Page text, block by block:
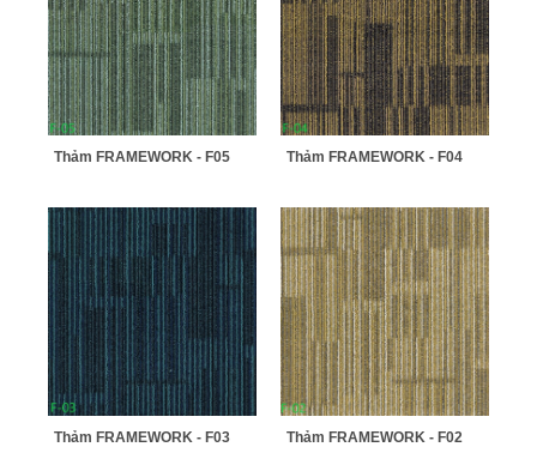
Thảm FRAMEWORK - F05 Thảm FRAMEWORK - F04
Thảm FRAMEWORK - F03 Thảm FRAMEWORK - F02